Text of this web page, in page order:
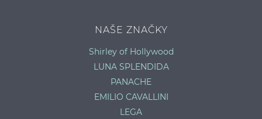
NAŠE ZNAČKY
Shirley of Hollywood
LUNA SPLENDIDA
PANACHE
EMILIO CAVALLINI
LEGA